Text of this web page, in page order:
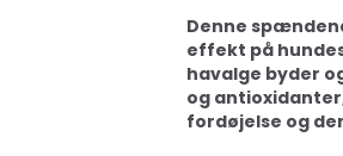
Denne
effekt på
havalge byder
og
fordøjelse og